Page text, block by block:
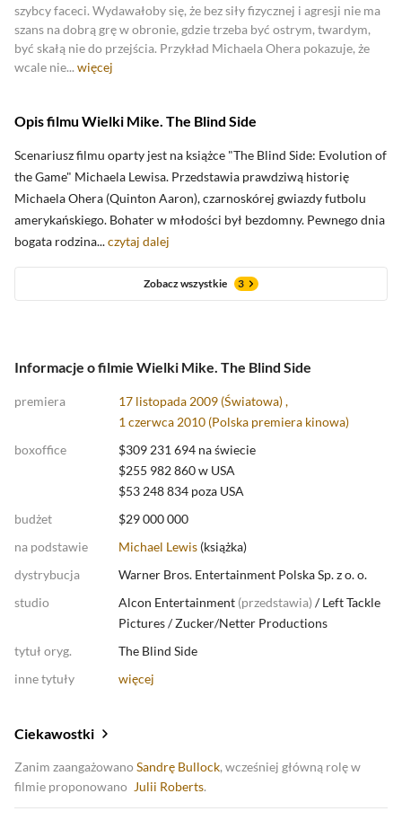
szybcy faceci. Wydawałoby się, że bez siły fizycznej i agresji nie ma
szans na dobrą grę w obronie, gdzie trzeba być ostrym, twardym,
być skałą nie do przejścia. Przykład Michaela Ohera pokazuje, że
wcale nie... więcej
Opis filmu Wielki Mike. The Blind Side
Scenariusz filmu oparty jest na książce "The Blind Side: Evolution of
the Game" Michaela Lewisa. Przedstawia prawdziwą historię
Michaela Ohera (Quinton Aaron), czarnoskórej gwiazdy futbolu
amerykańskiego. Bohater w młodości był bezdomny. Pewnego dnia
bogata rodzina...czytaj dalej
Zobacz wszystkie 3
Informacje o filmie Wielki Mike. The Blind Side
premiera
17 listopada 2009 (Światowa) ,
1 czerwca 2010 (Polska premiera kinowa)
boxoffice
$309 231 694 na świecie
$255 982 860 w USA
$53 248 834 poza USA
budżet
$29 000 000
na podstawie
Michael Lewis (książka)
dystrybucja
Warner Bros. Entertainment Polska Sp. z o. o.
studio
Alcon Entertainment (przedstawia) /Left Tackle
Pictures/Zucker/Netter Productions
tytuł oryg.
The Blind Side
inne tytuły
więcej
Ciekawostki
Zanim zaangażowanoSandrę Bullock, wcześniej główną rolę w
filmie proponowano Julii Roberts.